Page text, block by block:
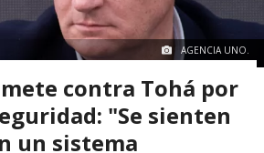
AGENCIA UNO.
contra Tohá por
"Se sienten
un sistema